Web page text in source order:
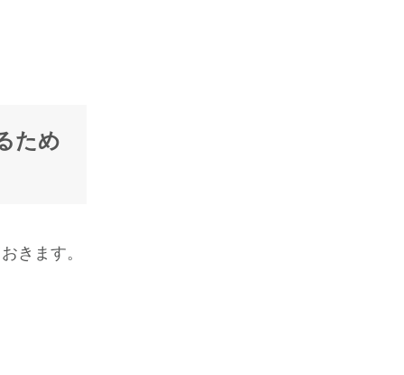
ため
きます。